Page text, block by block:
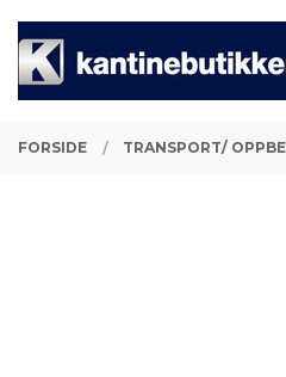
innholdet
PRODUKTER
Lukk
FORSIDE TRANSPORT/